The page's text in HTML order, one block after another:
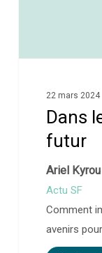
22 mars 2024
Dans
futur
Ariel Kyrou
Actu SF
Comment
avenirs